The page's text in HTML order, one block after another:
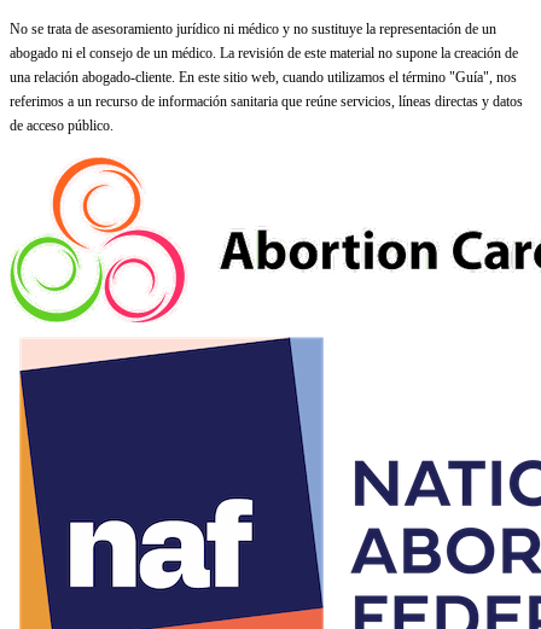
No se trata de asesoramiento jurídico ni médico y no sustituye la representación de un
abogado ni el consejo de un médico. La revisión de este material no supone la creación de
una relación abogado-cliente. En este sitio web, cuando utilizamos el término "Guía", nos
referimos a un recurso de información sanitaria que reúne servicios, líneas directas y datos
de acceso público.